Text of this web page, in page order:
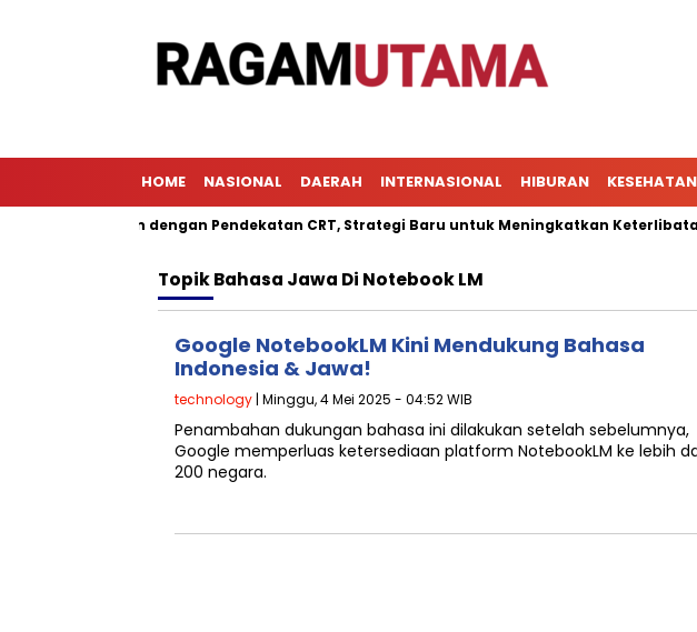
HOME NASIONAL DAERAH INTERNASIONAL HIBURAN KESEHATAN
Pembelajaran dengan Pendekatan CRT, Strategi Baru untuk Meningkatkan Keterlibatan
TopikBahasa Jawa Di Notebook LM
Google NotebookLM Kini Mendukung Bahasa
Indonesia & Jawa!
technology | Minggu, 4 Mei 2025 - 04:52 WIB
Penambahan dukungan bahasa ini dilakukan setelah sebelumnya,
Google memperluas ketersediaan platform NotebookLM ke lebih
200 negara.